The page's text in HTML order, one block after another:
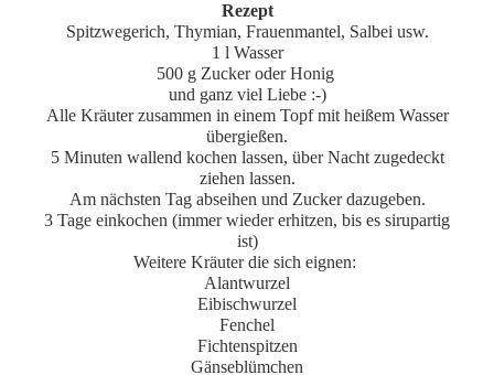
Rezept
Spitzwegerich, Thymian, Frauenmantel, Salbei usw.
1 l Wasser
500 g Zucker oder Honig
und ganz viel Liebe :-)
Alle Kräuter zusammen in einem Topf mit heißem Wasser
übergießen.
5 Minuten wallend kochen lassen, über Nacht zugedeckt
ziehen lassen.
Am nächsten Tag abseihen und Zucker dazugeben.
3 Tage einkochen (immer wieder erhitzen, bis es sirupartig
ist)
Weitere Kräuter die sich eignen:
Alantwurzel
Eibischwurzel
Fenchel
Fichtenspitzen
Gänseblümchen